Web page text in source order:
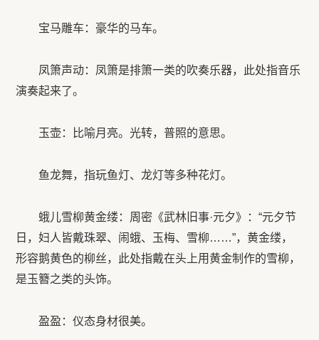
宝马雕车：豪华的马车。
凤箫声动：凤箫是排箫一类的吹奏乐器，此处指音乐
演奏起来了。
玉壶：比喻月亮。光转，普照的意思。
鱼龙舞，指玩鱼灯、龙灯等多种花灯。
蛾儿雪柳黄金缕：周密《武林旧事·元夕》：“元夕节
日，妇人皆戴珠翠、闹蛾、玉梅、雪柳……”，黄金缕，
形容鹅黄色的柳丝，此处指戴在头上用黄金制作的雪柳，
是玉簪之类的头饰。
盈盈：仪态身材很美。